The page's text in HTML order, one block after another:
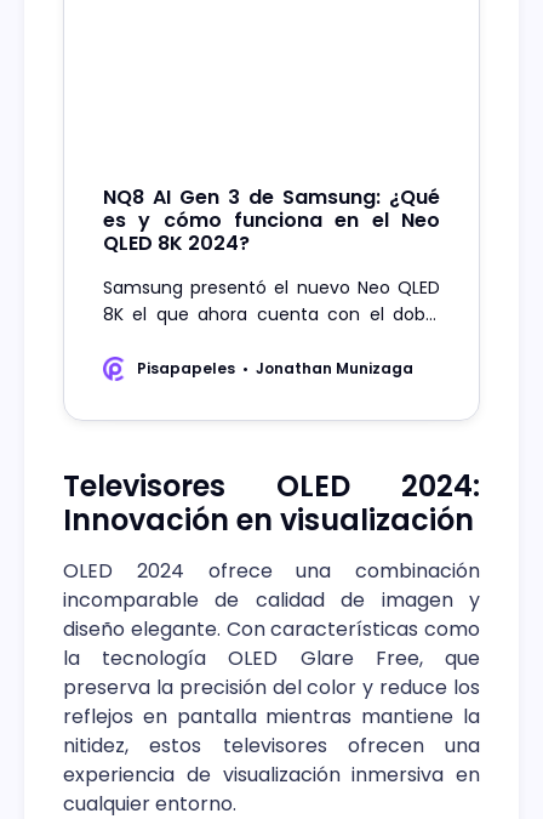
NQ8 AI Gen 3 de Samsung: ¿Qué
es y cómo funciona en el Neo
QLED 8K 2024?
Samsung presentó el nuevo Neo QLED
8K el que ahora cuenta con el doble
gracias a este procesador.
Pisapapeles Jonathan Munizaga
Televisores OLED 2024:
Innovación en visualización
OLED 2024 ofrece una combinación
incomparable de calidad de imagen y
diseño elegante. Con características como
la tecnología OLED Glare Free, que
preserva la precisión del color y reduce los
reflejos en pantalla mientras mantiene la
nitidez, estos televisores ofrecen una
experiencia de visualización inmersiva en
cualquier entorno.